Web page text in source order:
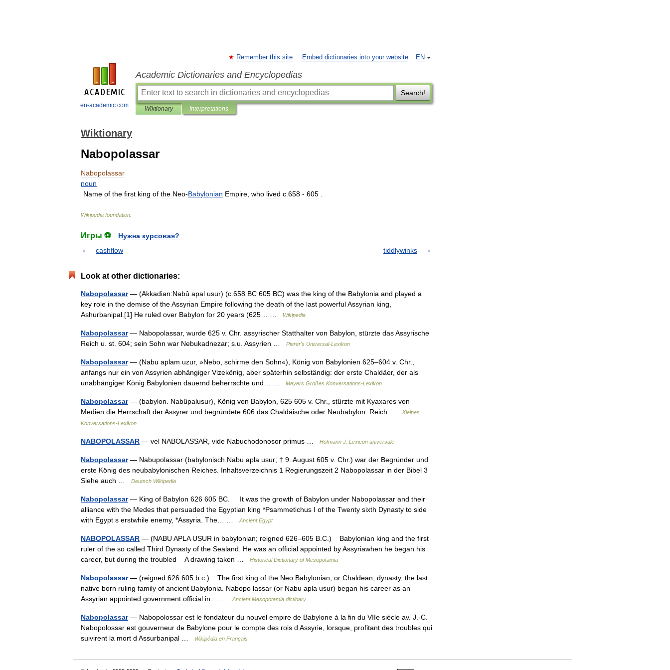
en-academic.com
EN
Remember this site Embed dictionaries into your website
Academic Dictionaries and Encyclopedias
Search!
Wiktionary Interpretations
Wiktionary
Nabopolassar
Nabopolassar
noun
Name of the first king of the Neo-Babylonian Empire who lived c 658 - 605
Wikipedia foundation
Игры ⚽
Нужна курсовая?
cashflow
tiddlywinks
Look at other dictionaries:
Nabopolassar— (Akkadian:Nabû apal usur) (c.658 BC 605 BC) was the king of the Babylonia and played a
key role in the demise of the Assyrian Empire following the death of the last powerful Assyrian king,
Ashurbanipal.[1] He ruled over Babylon for 20 years (625… …
Wikipedia
Nabopolassar— Nabopolassar, wurde 625 v. Chr. assyrischer Statthalter von Babylon, stürzte das Assyrische
Reich u. st. 604; sein Sohn war Nebukadnezar; s.u. Assyrien …
Pierer's Universal-Lexikon
Nabopolassar— (Nabu aplam uzur, »Nebo, schirme den Sohn«), König von Babylonien 625–604 v. Chr.,
anfangs nur ein von Assyrien abhängiger Vizekönig, aber späterhin selbständig: der erste Chaldäer, der als
unabhängiger König Babylonien dauernd beherrschte und… …
Meyers Großes Konversations-Lexikon
Nabopolassar— (babylon. Nabûpalusur), König von Babylon, 625 605 v. Chr., stürzte mit Kyaxares von
Medien die Herrschaft der Assyrer und begründete 606 das Chaldäische oder Neubabylon. Reich …
Kleines
Konversations-Lexikon
NABOPOLASSAR — vel NABOLASSAR, vide Nabuchodonosor primus … Hofmann J. Lexicon universale
Nabopolassar— Nabupolassar (babylonisch Nabu apla usur; † 9. August 605 v. Chr.) war der Begründer und
erste König des neubabylonischen Reiches. Inhaltsverzeichnis 1 Regierungszeit 2 Nabopolassar in der Bibel 3
Siehe auch …
Deutsch Wikipedia
Nabopolassar— King of Babylon 626 605 BC. It was the growth of Babylon under Nabopolassar and their
alliance with the Medes that persuaded the Egyptian king *Psammetichus I of the Twenty sixth Dynasty to side
with Egypt s erstwhile enemy, *Assyria. The… …
Ancient Egypt
NABOPOLASSAR — (NABU APLA USUR in babylonian; reigned 626–605 B.C.) Babylonian king and the first
ruler of the so called Third Dynasty of the Sealand. He was an official appointed by Assyriawhen he began his
career, but during the troubled A drawing taken …
Historical Dictionary of Mesopotamia
Nabopolassar— (reigned 626 605 b.c.) The first king of the Neo Babylonian, or Chaldean, dynasty, the last
native born ruling family of ancient Babylonia. Nabopo lassar (or Nabu apla usur) began his career as an
Assyrian appointed government official in… …
Ancient Mesopotamia dictioary
Nabopolassar— Nabopolossar est le fondateur du nouvel empire de Babylone à la fin du VIIe siècle av. J.‑C.
Nabopolossar est gouverneur de Babylone pour le compte des rois d Assyrie, lorsque, profitant des troubles qui
suivirent la mort d Assurbanipal …
Wikipédia en Français